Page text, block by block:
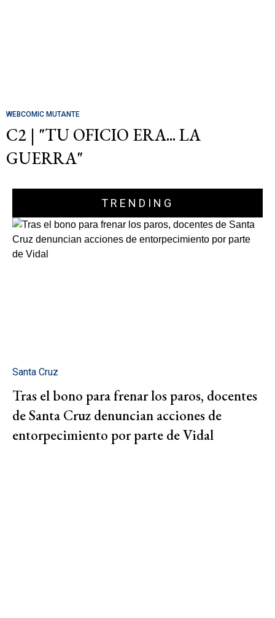
WEBCOMIC MUTANTE
C2 | "TU OFICIO ERA... LA
GUERRA"
TRENDING
Santa Cruz
Tras el bono para frenar los paros, docentes
de Santa Cruz denuncian acciones de
entorpecimiento por parte de Vidal